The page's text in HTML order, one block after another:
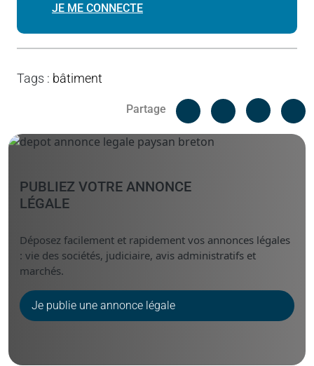
JE ME CONNECTE
Tags : bâtiment
Partage
Facebook
Linked
PUBLIEZ VOTRE ANNONCE
LÉGALE
Déposez facilement et rapidement vos annonces légales
: vie des sociétés, judiciaire, avis administratifs et
marchés.
Je publie une annonce légale